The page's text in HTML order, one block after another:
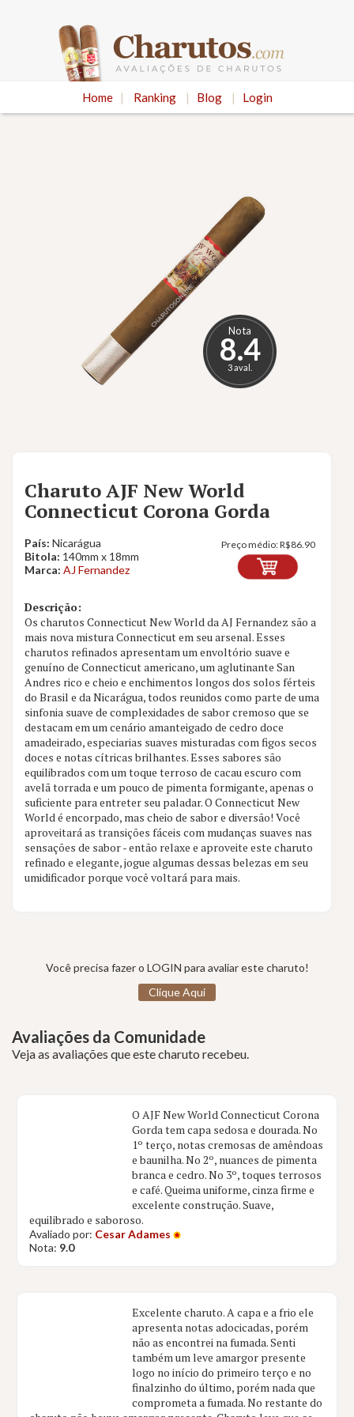
Home | Ranking | Blog | Login
Nota
8.4
3 aval.
Charuto AJF New World
Connecticut Corona Gorda
País: Nicarágua
Bitola: 140mm x 18mm
Marca: AJ Fernandez
Preço médio:R$86.90
Descrição:
Os charutos Connecticut New World da AJ Fernandez são a
mais nova mistura Connecticut em seu arsenal. Esses
charutos refinados apresentam um envoltório suave e
genuíno de Connecticut americano, um aglutinante San
Andres rico e cheio e enchimentos longos dos solos férteis
do Brasil e da Nicarágua, todos reunidos como parte de uma
sinfonia suave de complexidades de sabor cremoso que se
destacam em um cenário amanteigado de cedro doce
amadeirado, especiarias suaves misturadas com figos secos
doces e notas cítricas brilhantes. Esses sabores são
equilibrados com um toque terroso de cacau escuro com
avelã torrada e um pouco de pimenta formigante, apenas o
suficiente para entreter seu paladar. O Connecticut New
World é encorpado, mas cheio de sabor e diversão! Você
aproveitará as transições fáceis com mudanças suaves nas
sensações de sabor - então relaxe e aproveite este charuto
refinado e elegante, jogue algumas dessas belezas em seu
umidificador porque você voltará para mais.
Você precisa fazer o LOGIN para avaliar este charuto!
Clique Aqui
Avaliações da Comunidade
Veja as avaliações que este charuto recebeu.
O AJF New World Connecticut Corona
Gorda tem capa sedosa e dourada. No
1º terço, notas cremosas de amêndoas
e baunilha. No 2º, nuances de pimenta
branca e cedro. No 3º, toques terrosos
e café. Queima uniforme, cinza firme e
excelente construção. Suave,
equilibrado e saboroso.
Avaliado por: Cesar Adames
Nota: 9.0
Excelente charuto. A capa e a frio ele
apresenta notas adocicadas, porém
não as encontrei na fumada. Senti
também um leve amargor presente
logo no início do primeiro terço e no
finalzinho do último, porém nada que
comprometa a fumada. No restante do